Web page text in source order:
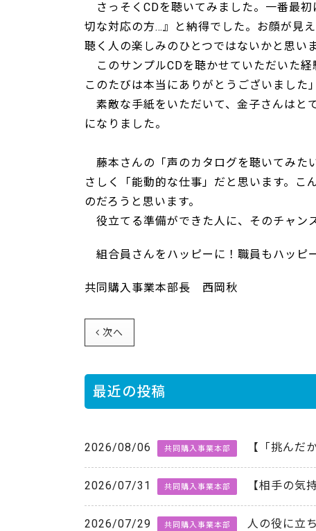
さっそくCDを聴いてみました。一番最
切な対応の方…』と納得でした。お顔が見
聴く人の楽しみのひとつではないかと思い
このサンプルCDを聴かせていただいた
このたびは本当にありがとうございました
素敵な手紙をいただいて、金子さんはと
になりました。
藤本さんの「声のカタログを聴いてみた
さしく「能動的な仕事」だと思います。
のだろうと思います。
役立てる準備ができた人に、そのチャン
組合員さんをハッピーに！職員もハッピ
共同購入事業本部長 西岡秋
次へ
最近の投稿
2026/08/06 共同購入事業本部 【「挑んだ
2026/07/31 共同購入事業本部 【相手の気
2026/07/29 共同購入事業本部 人の役に立